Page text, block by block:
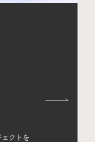
クトを